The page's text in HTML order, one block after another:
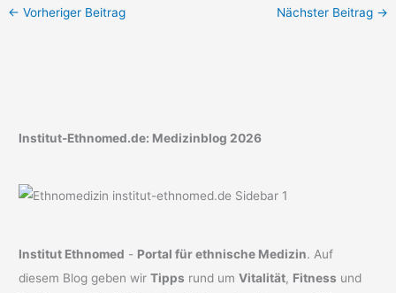
← Vorheriger Beitrag Nächster Beitrag →
Institut-Ethnomed.de: Medizinblog 2026
Institut Ethnomed - Portal für ethnische Medizin. Auf
diesem Blog geben wirTipps rund umVitalität, Fitness und